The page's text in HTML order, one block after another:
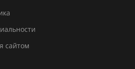
сайтом